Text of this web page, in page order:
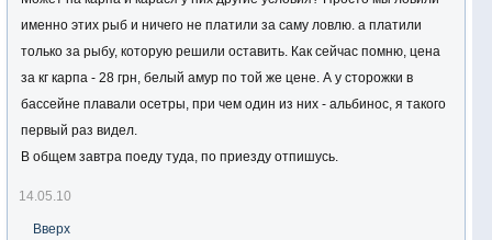
именно этих рыб и ничего не платили за саму ловлю. а платили
только за рыбу, которую решили оставить. Как сейчас помню, цена
за кг карпа - 28 грн, белый амур по той же цене. А у сторожки в
бассейне плавали осетры, при чем один из них - альбинос, я такого
первый раз видел.
В общем завтра поеду туда, по приезду отпишусь.
14.05.10
Вверх